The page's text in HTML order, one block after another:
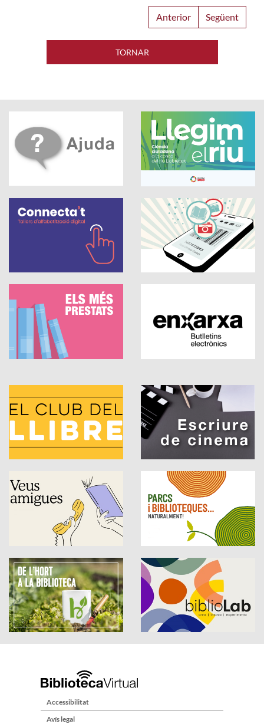
Anterior Següent
TORNAR
Accessibilitat
Avís legal